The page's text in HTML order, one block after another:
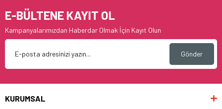
E-BÜLTENE KAYIT OL
Kampanyalarımızdan Haberdar Olmak İçin Kayıt Olun
Gönder
KURUMSAL